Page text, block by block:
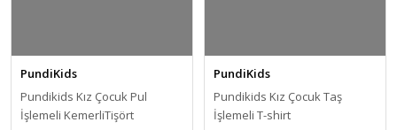
PundiKids
Pundikids Kız Çocuk Pul
İşlemeli KemerliTişört
PundiKids
Pundikids Kız Çocuk Taş
İşlemeli T-shirt